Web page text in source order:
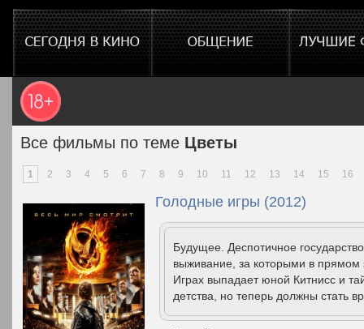
Все фильмы по теме Цветы
1 2 3 4 5 6 7 8 9 10 11 12 13 14 15 16
Голодные игры (2012)
Будущее. Деспотичное
выживание, за которыми в прямом
Играх выпадает юной Китнисс и
детства, но теперь должны стать